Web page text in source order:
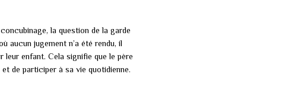
la question de la garde
aucun jugement n’a été rendu, il
leur enfant. Cela signifie que le père
de participer à sa vie quotidienne.